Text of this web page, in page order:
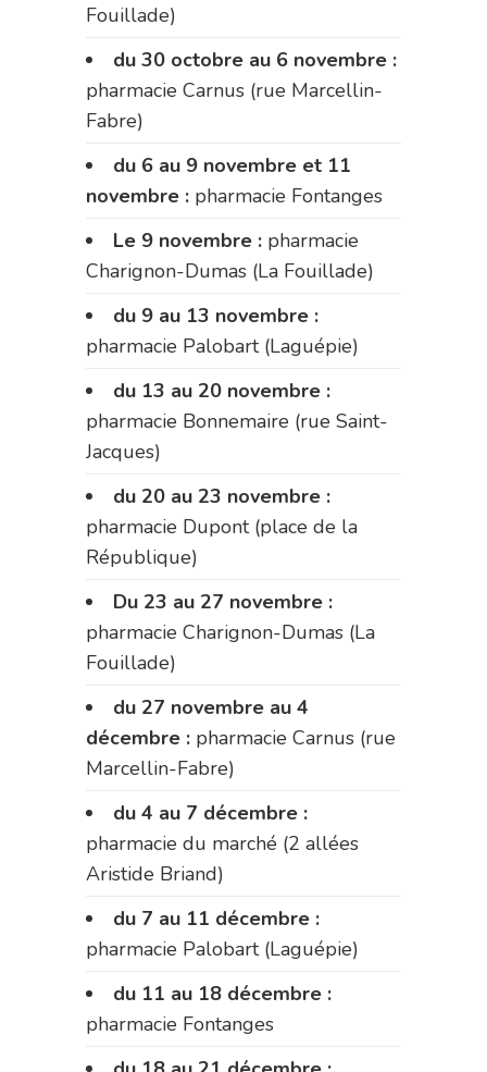
Fouillade)
du 30 octobre au 6 novembre :
pharmacie Carnus (rue Marcellin-
Fabre)
du 6 au 9 novembre et 11
novembre : pharmacie Fontanges
Le 9 novembre : pharmacie
Charignon-Dumas (La Fouillade)
du 9 au 13 novembre :
pharmacie Palobart (Laguépie)
du 13 au 20 novembre :
pharmacie Bonnemaire (rue Saint-
Jacques)
du 20 au 23 novembre :
pharmacie Dupont (place de la
République)
Du 23 au 27 novembre :
pharmacie Charignon-Dumas (La
Fouillade)
du 27 novembre au 4
décembre : pharmacie Carnus (rue
Marcellin-Fabre)
du 4 au 7 décembre :
pharmacie du marché (2 allées
Aristide Briand)
du 7 au 11 décembre :
pharmacie Palobart (Laguépie)
du 11 au 18 décembre :
pharmacie Fontanges